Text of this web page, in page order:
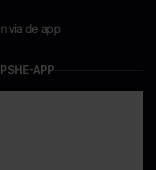
via de app
APP